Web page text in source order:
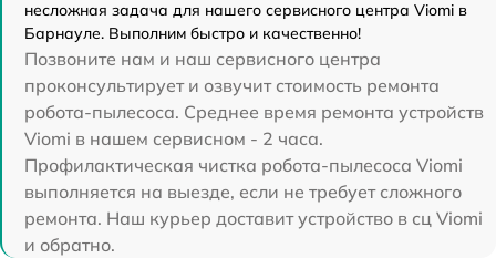
несложная задача для нашего сервисного центра Viomi в
Барнауле. Выполним быстро и качественно!
Позвоните нам и наш сервисного центра
проконсультирует и озвучит стоимость ремонта
робота-пылесоса. Среднее время ремонта устройств
Viomi в нашем сервисном - 2 часа.
Профилактическая чистка робота-пылесоса Viomi
выполняется на выезде, если не требует сложного
ремонта. Наш курьер доставит устройство в сц Viomi
и обратно.